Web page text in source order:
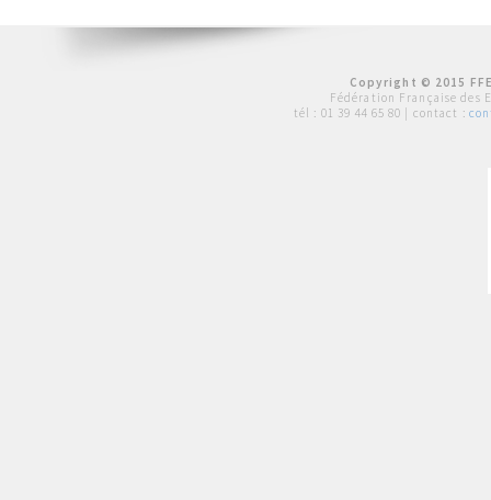
Copyright © 2015
Fédération Française des
tél : 01 39 44 65 80 | contact :